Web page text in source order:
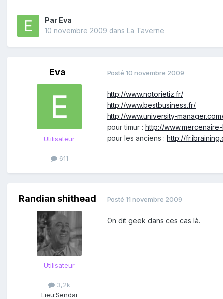
Par Eva
10 novembre 2009 dans La Taverne
Eva
Utilisateur
611
Posté 10 novembre 2009
http://www.notorietiz.fr/
http://www.bestbusiness.fr/
http://www.university-manager.com/
pour timur : http://
pour les anciens : http://
Randian shithead
Utilisateur
3,2k
Lieu:Sendai
Posté 11 novembre 2009
On dit geek dans ces cas là.